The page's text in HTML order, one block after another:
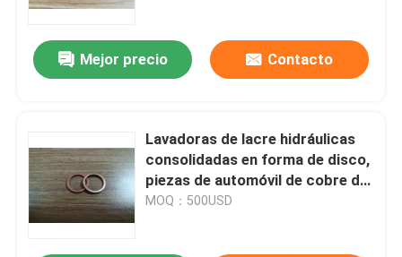
Mejor precio Contacto
Lavadoras de lacre hidráulicas
consolidadas en forma de disco,
piezas de automóvil de cobre de
las lavadoras de lacre
MOQ：500USD